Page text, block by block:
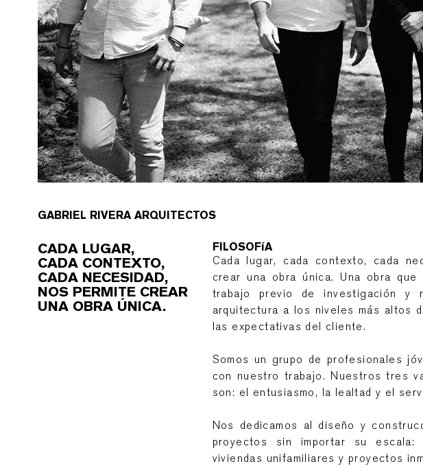
GABRIEL RIVERA ARQUITECTOS
CADA LUGAR,
CADA CONTEXTO,
CADA NECESIDAD,
NOS PERMITE CREAR
UNA OBRA ÚNICA.
FILOSOFíA
Cada lugar, cada contexto, cada
crear una obra única. Una obra
trabajo previo de investigación y
arquitectura a los niveles más altos
las expectativas del cliente.
Somos un grupo de profesionales
con nuestro trabajo. Nuestros tres
son: el entusiasmo, la lealtad y el
Nos dedicamos al diseño y
proyectos sin importar su escala:
viviendas unifamiliares y proyectos